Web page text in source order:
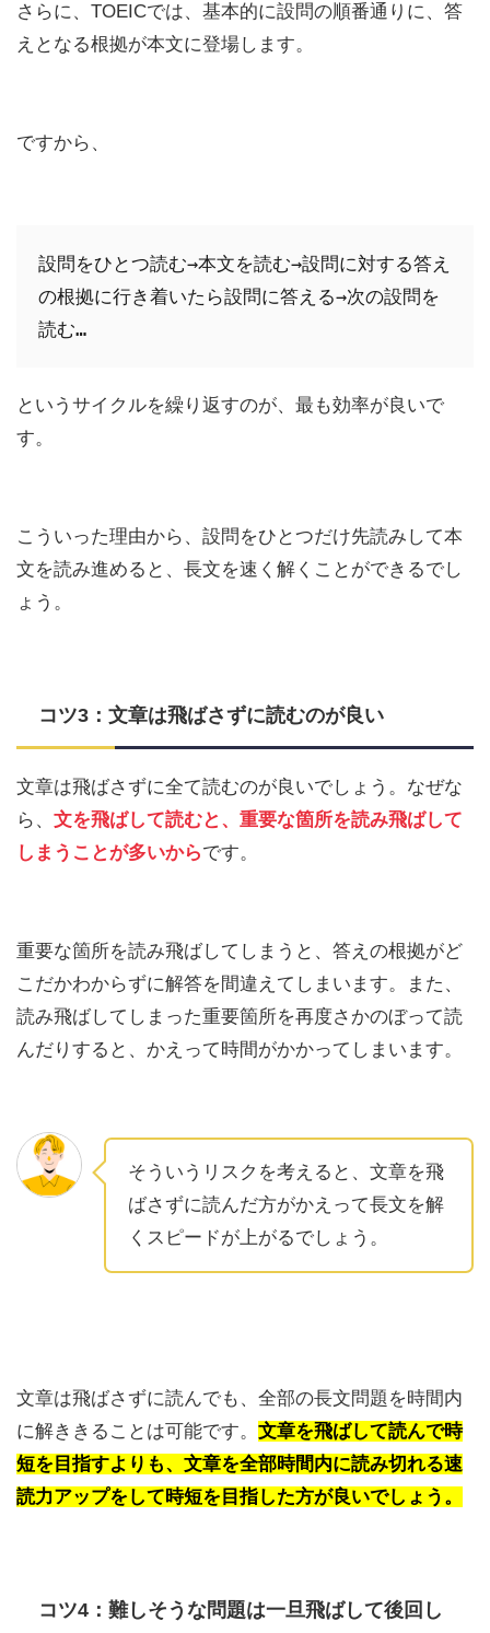
さらに、TOEICでは、基本的に設問の順番通りに、答
えとなる根拠が本文に登場します。
ですから、
設問をひとつ読む→本文を読む→設問に対する答え
の根拠に行き着いたら設問に答える→次の設問を
読む…
というサイクルを繰り返すのが、最も効率が良いで
す。
こういった理由から、設問をひとつだけ先読みして本
文を読み進めると、長文を速く解くことができるでし
ょう。
コツ3：文章は飛ばさずに読むのが良い
文章は飛ばさずに全て読むのが良いでしょう。なぜな
ら、 文を飛ばして読むと、重要な箇所を読み飛ばして
しまうことが多いからです。
重要な箇所を読み飛ばしてしまうと、答えの根拠がど
こだかわからずに解答を間違えてしまいます。また、
読み飛ばしてしまった重要箇所を再度さかのぼって読
んだりすると、かえって時間がかかってしまいます。
そういうリスクを考えると、文章を飛
ばさずに読んだ方がかえって長文を解
くスピードが上がるでしょう。
文章は飛ばさずに読んでも、全部の長文問題を時間内
に解ききることは可能です。 文章を飛ばして読んで時
短を目指すよりも、文章を全部時間内に読み切れる速
読力アップをして時短を目指した方が良いでしょう。
コツ4：難しそうな問題は一旦飛ばして後回し